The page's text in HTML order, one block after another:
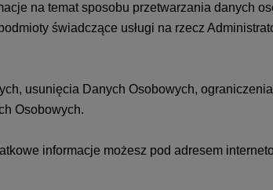
na temat sposobu przetwarzania danych
świadczące usługi na rzecz
usunięcia Danych Osobowych,
Osobowych.
informacje możesz pod adresem